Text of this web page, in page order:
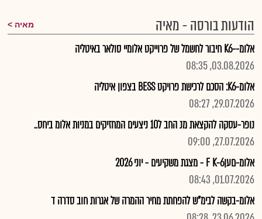
הודעות בורסה - מאיה מאיה
אלומ--K6 חיבור לחשמל של פרוייקט אלומיי סולאר באיטליה
03.08.2026, 08:35
אלומ-K6: הסכם לרכישת פרויקט BESS בצפון איטליה
29.07.2026, 08:27
נופר-עסקה להקצאת מנ החב ל10 ניצעים המחזיקים במניות אלומ ביחס..
27.07.2026, 09:00
אלומ-םעןF K-6 - מצגת משקיעים - יוני 2026
01.07.2026, 08:43
אלומ-בקשה לבימ"ש להפחתת מחיר ההמרה של אגרות חוב סדרה ד